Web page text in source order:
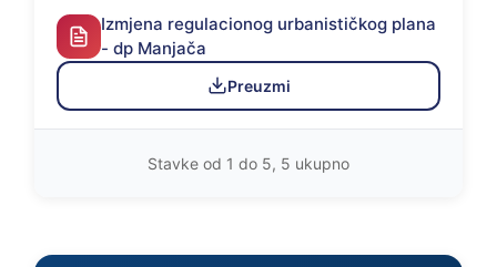
Izmjena regulacionog urbanističkog plana
- dp Manjača
Preuzmi
Stavke od 1 do 5, 5 ukupno